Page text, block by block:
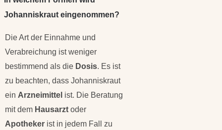
Johanniskraut eingenommen?
Die Art der Einnahme und
Verabreichung ist weniger
bestimmend als die Dosis. Es ist
zu beachten, dass Johanniskraut
ein Arzneimittel ist. Die Beratung
mit dem Hausarzt oder
Apotheker ist in jedem Fall zu